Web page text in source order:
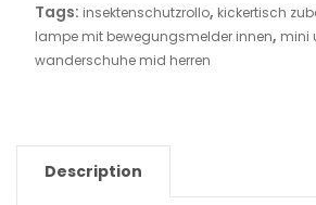
Tags: insektenschutzrollo, kickertisch
lampe mit bewegungsmelder innen, mini
wanderschuhe mid herren
Description